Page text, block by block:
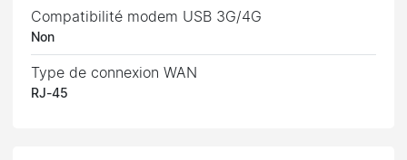
Compatibilité modem USB 3G/4G
Non
Type de connexion WAN
RJ-45